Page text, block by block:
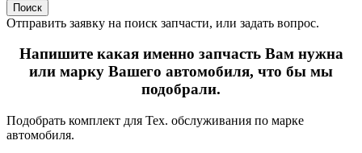
Поиск
Отправить заявку на поиск запчасти, или задать вопрос.
Напишите какая именно запчасть Вам нужна
или марку Вашего автомобиля, что бы мы
подобрали.
Подобрать комплект для Тех. обслуживания по марке
автомобиля.